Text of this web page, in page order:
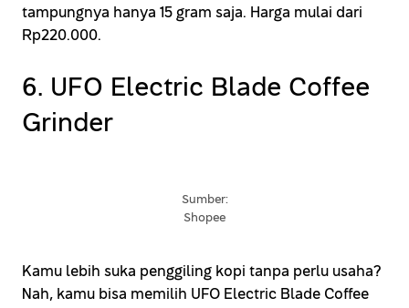
tampungnya hanya 15 gram saja. Harga mulai dari
Rp220.000.
6. UFO Electric Blade Coffee
Grinder
Sumber:
Shopee
Kamu lebih suka penggiling kopi tanpa perlu usaha?
Nah, kamu bisa memilih UFO Electric Blade Coffee